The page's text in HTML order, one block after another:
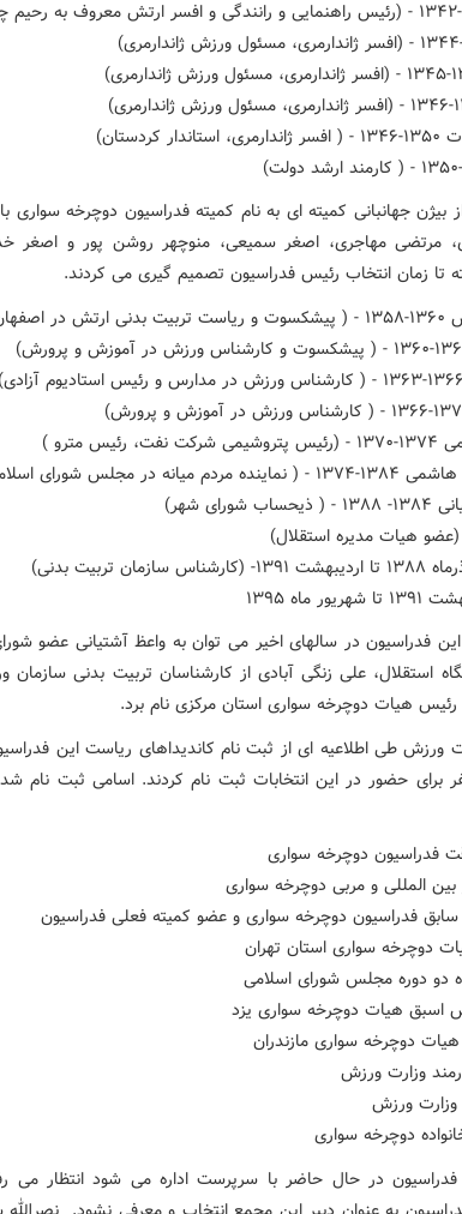
۱۳۵۷ بعد از بیژن جهانبانی کمیته ای به نام کمیته فدراسیون دوچرخه
مرتضی مهاجری، اصغر سمیعی، منوچهر روشن پور و اصغر
زمان انتخاب رئیس فدراسیون تصمیم گیری می کردند.
)
مجلس شورای اسلامی)
شهر)
بدنی)
۱۳۹۵
فدراسیون در سالهای اخیر می توان به واعظ آشتیانی عضو
استقلال، علی زنگی آبادی از کارشناسان تربیت بدنی سازمان
هیات دوچرخه سواری استان مرکزی نام برد.
ورزش طی اطلاعیه ای از ثبت نام کاندیداهای ریاست این
در آن زمان ۱۰ نفر برای حضور در این انتخابات ثبت نام کردند. اسامی ثبت نام
فدراسیون دوچرخه سواری
بین المللی و مربی دوچرخه سواری
سابق فدراسیون دوچرخه سواری و عضو کمیته فعلی فدراسیون
دوچرخه سواری استان تهران
دو دوره مجلس شورای اسلامی
اسبق هیات دوچرخه سواری یزد
دوچرخه سواری مازندران
وزارت ورزش
وزارت ورزش
دوچرخه سواری
فدراسیون در حال حاضر با سرپرست اداره می شود انتظار می